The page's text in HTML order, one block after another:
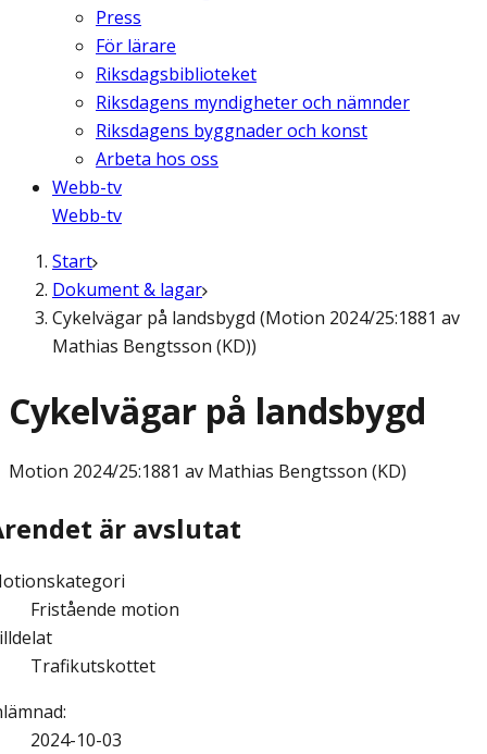
Press
För lärare
Riksdagsbiblioteket
Riksdagens myndigheter och nämnder
Riksdagens byggnader och konst
Arbeta hos oss
Webb-tv
Webb-tv
Start
Dokument & lagar
Cykelvägar på landsbygd (Motion 2024/25:1881 av
Mathias Bengtsson (KD))
Cykelvägar på landsbygd
Motion 2024/25:1881 av Mathias Bengtsson (KD)
är avslutat
Fristående motion
Trafikutskottet
:
2024-10-03